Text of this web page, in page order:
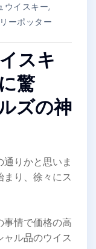
ウイスキー,
ーポッター
スキ
驚
ズの神
りかと思いま
り、徐々にス
事情で価格の高
ル品のウイス